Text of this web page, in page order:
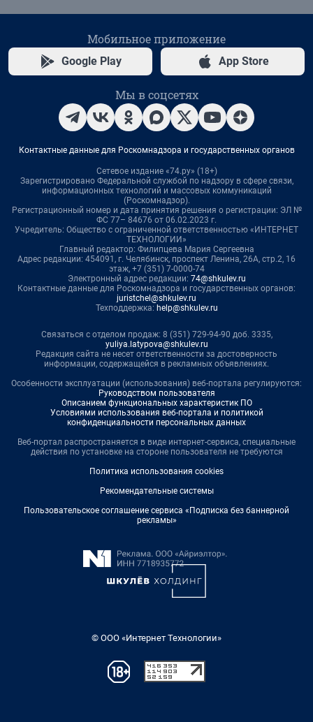
Мобильное приложение
Google Play App Store
Мы в соцсетях
Контактные данные для Роскомнадзора и государственных органов
Сетевое издание «74.ру» (18+)
Зарегистрировано Федеральной службой по надзору в сфере связи,
информационных технологий и массовых коммуникаций
(Роскомнадзор).
Регистрационный номер и дата принятия решения о регистрации: ЭЛ №
ФС 77– 84676 от 06.02.2023 г.
Учредитель: Общество с ограниченной ответственностью «ИНТЕРНЕТ
ТЕХНОЛОГИИ»
Главный редактор: Филипцева Мария Сергеевна
Адрес редакции: 454091, г. Челябинск, проспект Ленина, 26А, стр.2, 16
этаж, +7 (351) 7-0000-74
Электронный адрес редакции: 74@shkulev.ru
Контактные данные для Роскомнадзора и государственных органов:
juristchel@shkulev.ru
Техподдержка: help@shkulev.ru
Связаться с отделом продаж: 8 (351) 729-94-90 доб. 3335,
yuliya.latypova@shkulev.ru
Редакция сайта не несет ответственности за достоверность
информации, содержащейся в рекламных объявлениях.
Особенности эксплуатации (использования) веб-портала регулируются:
Руководством пользователя
Описанием функциональных характеристик ПО
Условиями использования веб-портала и политикой
конфиденциальности персональных данных
Веб-портал распространяется в виде интернет-сервиса, специальные
действия по установке на стороне пользователя не требуются
Политика использования cookies
Рекомендательные системы
Пользовательское соглашение сервиса «Подписка без баннерной
рекламы»
© ООО «Интернет Технологии»